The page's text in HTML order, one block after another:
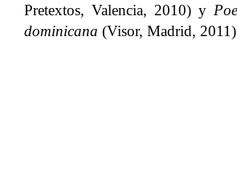
Pretextos, Valencia, 2010) y
dominicana (Visor, Madrid,